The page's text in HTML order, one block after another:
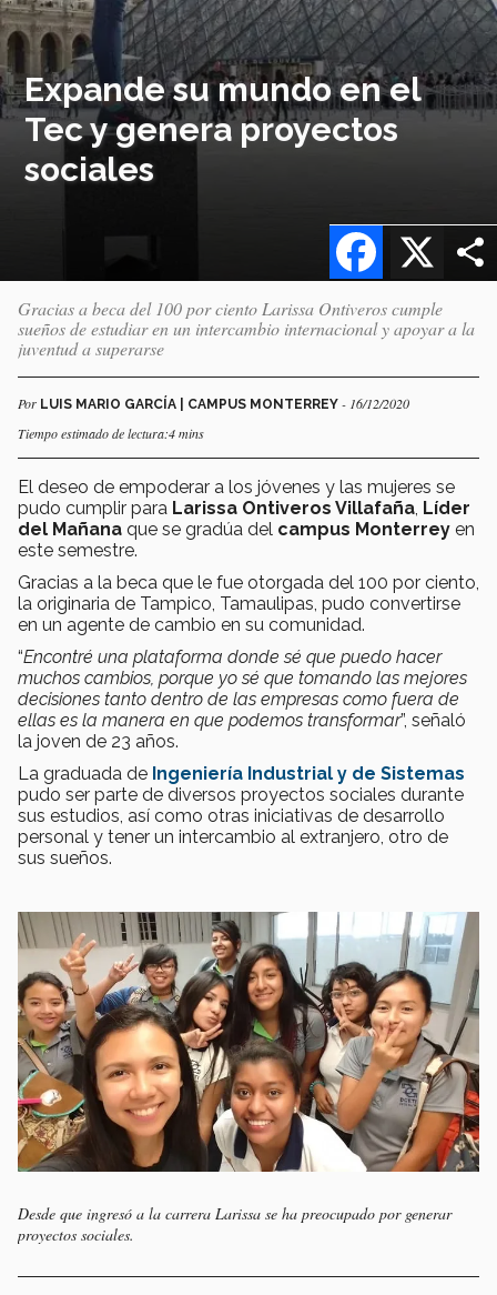
Expande su mundo en el
Tec y genera proyectos
sociales
X
Facebook
Gracias a beca del 100 por ciento Larissa Ontiveros cumple
sueños de estudiar en un intercambio internacional y apoyar a la
juventud a superarse
Por LUIS MARIO GARCÍA | CAMPUS MONTERREY - 16/12/2020
Tiempo estimado de lectura:4 mins
El deseo de empoderar a los jóvenes y las mujeres se
pudo cumplir para Larissa Ontiveros Villafaña Líder
del Mañana que se gradúa del campus Monterrey en
este semestre.
Gracias a la beca que le fue otorgada del 100 por ciento,
la originaria de Tampico, Tamaulipas, pudo convertirse
en un agente de cambio en su comunidad.
“Encontré una plataforma donde sé que puedo hacer
muchos cambios, porque yo sé que tomando las mejores
decisiones tanto dentro de las empresas como fuera de
ellas es la manera en que podemos transformar”, señaló
la joven de 23 años.
La graduada de Ingeniería Industrial y de Sistemas
pudo ser parte de diversos proyectos sociales durante
sus estudios, así como otras iniciativas de desarrollo
personal y tener un intercambio al extranjero, otro de
sus sueños.
Desde que ingresó a la carrera Larissa se ha preocupado por generar
proyectos sociales.